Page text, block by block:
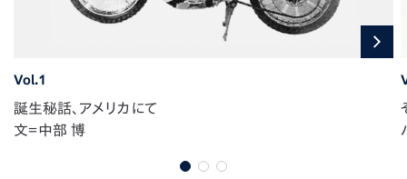
Vol.1
誕生秘話、アメリカにて
文＝中部 博